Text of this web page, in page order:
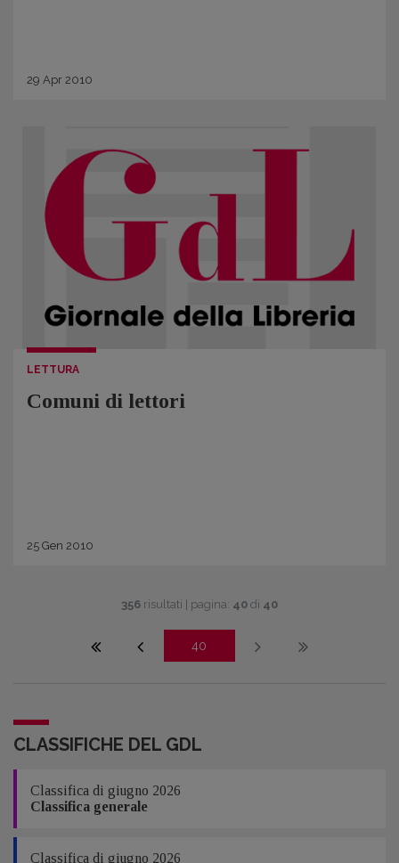
29 Apr 2010
LETTURA
Comuni di lettori
25 Gen 2010
356 risultati | pagina: 40 di 40
40
CLASSIFICHE DEL GDL
Classifica di giugno 2026
Classifica generale
Classifica di giugno 2026